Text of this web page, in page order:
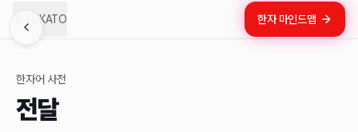
LUKATO 한자 마인드맵
한자어 사전
전달